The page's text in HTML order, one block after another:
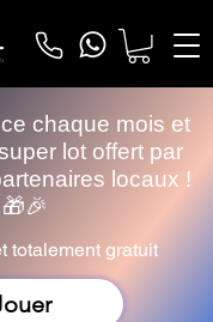
chaque mois et
lot offert par
locaux !
🎁🎉
totalement gratuit